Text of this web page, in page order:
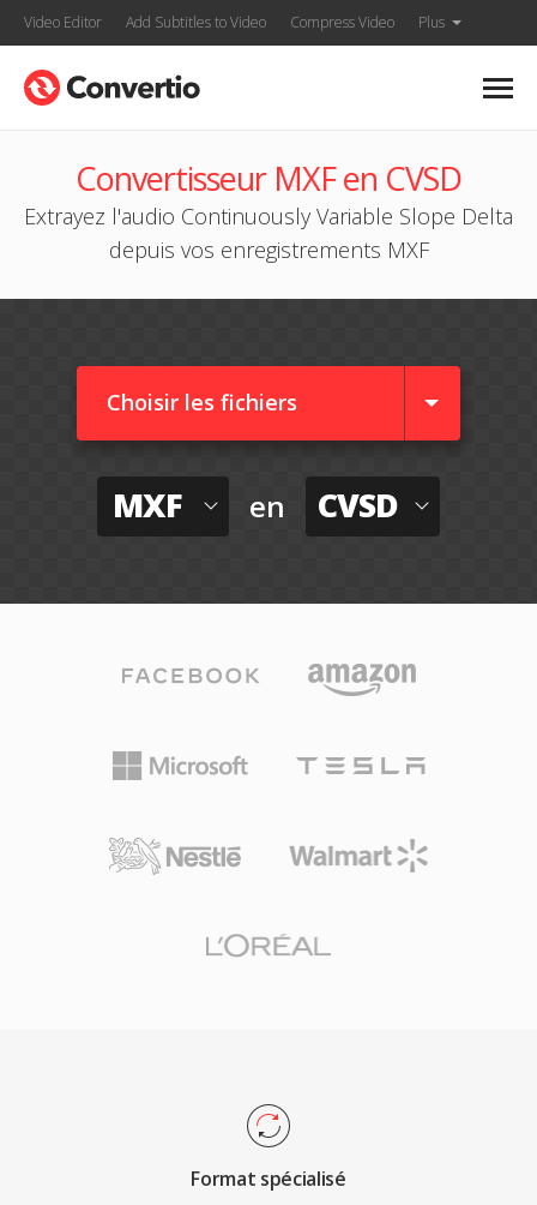
Video Editor Add Subtitles to Video Compress Video Plus
Convertisseur MXF en CVSD
Extrayez l'audio Continuously Variable Slope Delta
depuis vos enregistrements MXF
Choisir les fichiers
MXF en CVSD
Format spécialisé